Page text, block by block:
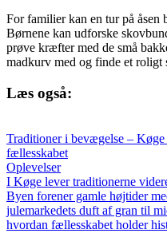
For familier kan en tur på
Børnene kan udforske
prøve kræfter med de små
madkurv med og finde et roligt
Læs også:
Traditioner i bevægelse –
fællesskabet
Oplevelser
I Køge lever traditionerne
Byen forener gamle højtider
julemarkedets duft af gran til
hvordan fællesskabet holder